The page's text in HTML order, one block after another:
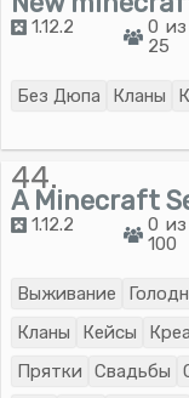
1.12.2
0 из
25
Без Дюпа Кланы
44.
A Minecraft
1.12.2
0 из
100
Выживание
Кланы
Кейсы
Прятки
Свадьбы